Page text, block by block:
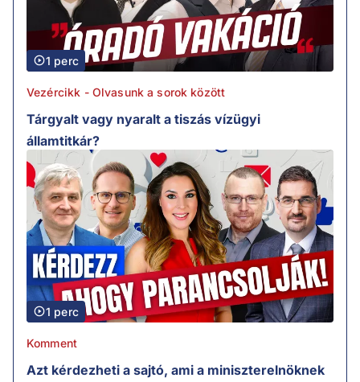
1 perc
Vezércikk - Olvasunk a sorok között
Tárgyalt vagy nyaralt a tiszás vízügyi
államtitkár?
1 perc
Komment
Azt kérdezheti a sajtó, ami a miniszterelnöknek